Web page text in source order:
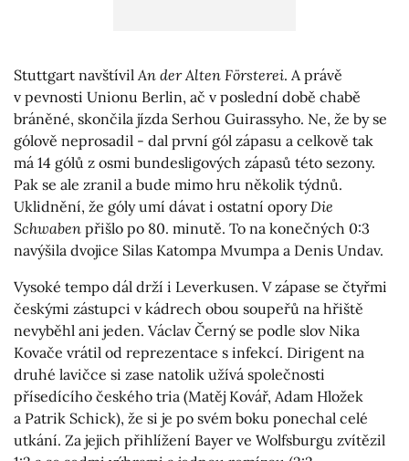
Stuttgart navštívil An der Alten Försterei. A právě
v pevnosti Unionu Berlin, ač v poslední době chabě
bráněné, skončila jízda Serhou Guirassyho. Ne, že by se
gólově neprosadil - dal první gól zápasu a celkově tak
má 14 gólů z osmi bundesligových zápasů této sezony.
Pak se ale zranil a bude mimo hru několik týdnů.
Uklidnění, že góly umí dávat i ostatní opory Die
Schwaben přišlo po 80. minutě. To na konečných 0:3
navýšila dvojice Silas Katompa Mvumpa a Denis Undav.
Vysoké tempo dál drží i Leverkusen. V zápase se čtyřmi
českými zástupci v kádrech obou soupeřů na hřiště
nevyběhl ani jeden. Václav Černý se podle slov Nika
Kovače vrátil od reprezentace s infekcí. Dirigent na
druhé lavičce si zase natolik užívá společnosti
přísedícího českého tria (Matěj Kovář, Adam Hložek
a Patrik Schick), že si je po svém boku ponechal celé
utkání. Za jejich přihlížení Bayer ve Wolfsburgu zvítězil